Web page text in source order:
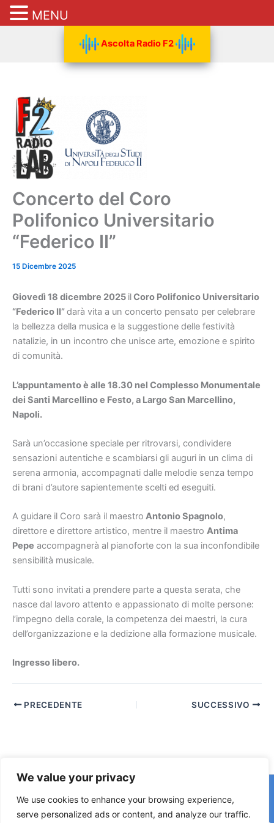
We value your privacy
We use cookies to enhance your browsing experience,
serve personalized ads or content, and analyze our traffic.
Ascolta Radio F2
Concerto del Coro
Polifonico Universitario
“Federico II”
15 Dicembre 2025
Giovedì 18 dicembre 2025 il Coro Polifonico Universitario
“Federico II”darà vita a un concerto pensato per celebrare
la bellezza della musica e la suggestione delle festività
natalizie, in un incontro che unisce arte, emozione e spirito
di comunità.
L’appuntamento è alle 18.30 nel Complesso Monumentale
dei Santi Marcellino e Festo, a Largo San Marcellino,
Napoli.
Sarà un’occasione speciale per ritrovarsi, condividere
sensazioni autentiche e scambiarsi gli auguri in un clima di
serena armonia, accompagnati dalle melodie senza tempo
di brani d’autore sapientemente scelti ed eseguiti.
A guidare il Coro sarà il maestro Antonio Spagnolo,
direttore e direttore artistico, mentre il maestro Antima
Pepe accompagnerà al pianoforte con la sua inconfondibile
sensibilità musicale.
Tutti sono invitati a prendere parte a questa serata, che
nasce dal lavoro attento e appassionato di molte persone:
l’impegno della corale, la competenza dei maestri, la cura
dell’organizzazione e la dedizione alla formazione musicale.
Ingresso libero.
PRECEDENTE SUCCESSIVO
Copyright © 2026 © F2 Radio Lab - Università degli Studi di
Napoli Federico II è una testata registrata presso il Tribunale di
MENU